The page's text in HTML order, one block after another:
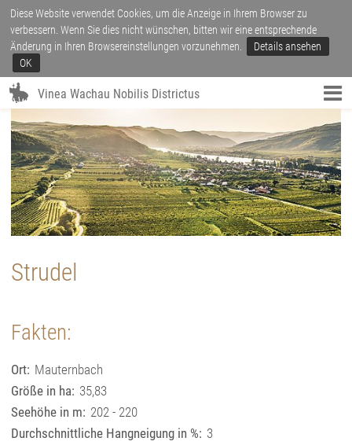
Diese Website verwendet Cookies, um die Anzeige in Ihrem Browser zu
verbessern. Wenn Sie dies nicht wünschen, bitten wir eine entsprechende
Änderung in Ihren Browsereinstellungen vorzunehmen.
Details ansehen
OK
Vinea Wachau Nobilis Districtus
Strudel
Fakten:
Ort: Mauternbach
Größe in ha: 35,83
Seehöhe in m: 202 - 220
Durchschnittliche Hangneigung in %: 3